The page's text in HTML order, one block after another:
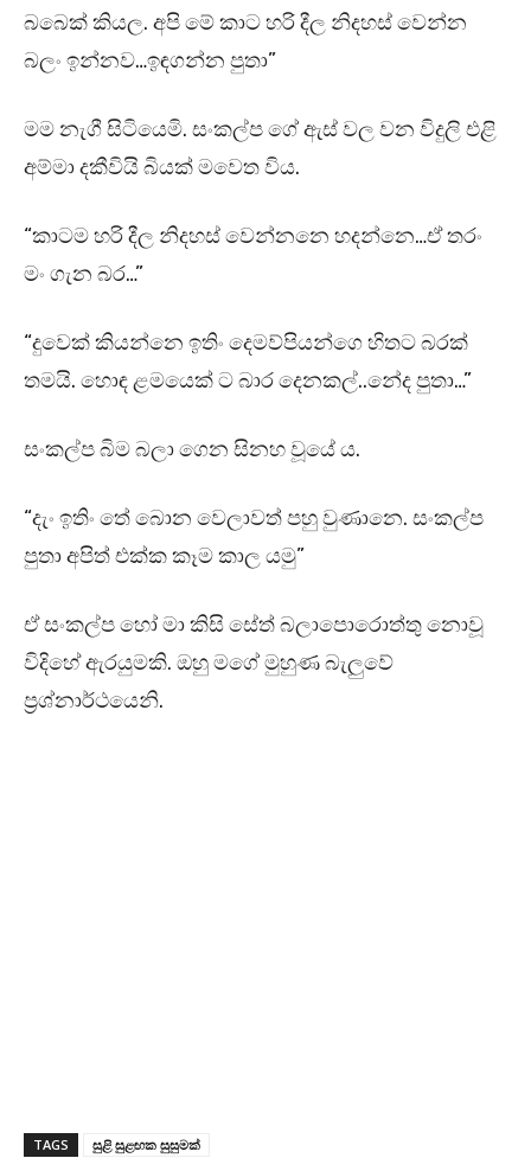
බබෙක් කියල. අපි මේ කාට හරි දීල නිදහස් වෙන්න
බලං ඉන්නව…ඉඳගන්න පුතා”
මම නැගී සිටියෙමි. සංකල්ප ගේ ඇස් වල වන විදුලි එළි
අම්මා දකීවියි බියක් මවෙත විය.
“කාටම හරි දීල නිදහස් වෙන්නනෙ හදන්නෙ…ඒ තරං
මං ගැන බර…”
“දුවෙක් කියන්නෙ ඉතිං දෙමව්පියන්ගෙ හිතට බරක්
තමයි. හොඳ ළමයෙක් ට බාර දෙනකල්..නේද පුතා…”
සංකල්ප බිම බලා ගෙන සිනහ වූයේ ය.
“දැං ඉතිං තේ බොන වෙලාවත් පහු වුණානෙ. සංකල්ප
පුතා අපිත් එක්ක කෑම කාල යමු”
ඒ සංකල්ප හෝ මා කිසි සේත් බලාපොරොත්තු නොවූ
විදිහේ ඇරයුමකි. ඔහු මගේ මුහුණ බැලුවේ
ප්‍රශ්නාර්ථයෙනි.
TAGS සුළි සුළඟක සුසුමක්